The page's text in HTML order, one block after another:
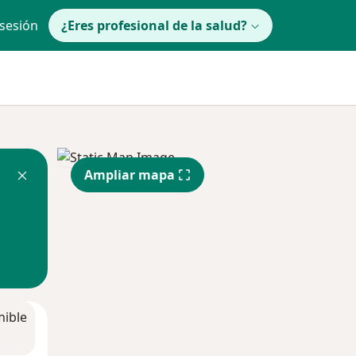
¿Eres profesional de la salud?
Ampliar mapa